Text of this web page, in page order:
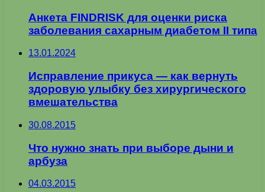
Анкета FINDRISK для оценки риска
заболевания сахарным диабетом II типа
13.01.2024
Исправление прикуса — как вернуть
здоровую улыбку без хирургического
вмешательства
30.08.2015
Что нужно знать при выборе дыни и
арбуза
04.03.2015